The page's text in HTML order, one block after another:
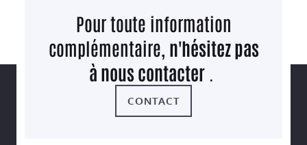
Pour toute information
complémentaire, n'hésitez pas
à nous contacter
CONTACT